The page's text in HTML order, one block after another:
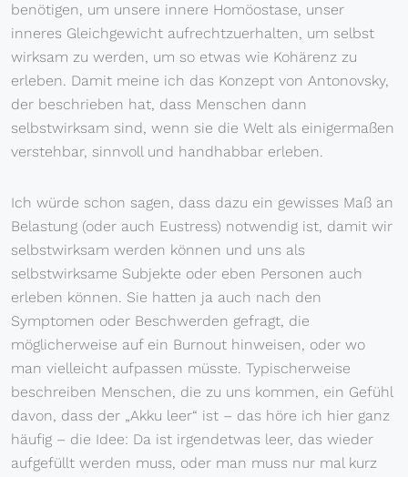
benötigen, um unsere innere Homöostase, unser
inneres Gleichgewicht aufrechtzuerhalten, um selbst
wirksam zu werden, um so etwas wie Kohärenz zu
erleben. Damit meine ich das Konzept von Antonovsky,
der beschrieben hat, dass Menschen dann
selbstwirksam sind, wenn sie die Welt als einigermaßen
verstehbar, sinnvoll und handhabbar erleben.
Ich würde schon sagen, dass dazu ein gewisses Maß an
Belastung (oder auch Eustress) notwendig ist, damit wir
selbstwirksam werden können und uns als
selbstwirksame Subjekte oder eben Personen auch
erleben können. Sie hatten ja auch nach den
Symptomen oder Beschwerden gefragt, die
möglicherweise auf ein Burnout hinweisen, oder wo
man vielleicht aufpassen müsste. Typischerweise
beschreiben Menschen, die zu uns kommen, ein Gefühl
davon, dass der „Akku leer“ ist – das höre ich hier ganz
häufig – die Idee: Da ist irgendetwas leer, das wieder
aufgefüllt werden muss, oder man muss nur mal kurz